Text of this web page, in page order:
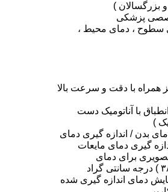
بزرگسالان )
پزشکی
سطوح ، دمای محیط ،
همراه با دقت و سرعت بالا
با آناتومیک دست
)
بدن / اندازه گیری دمای
گیری دمای مایعات
برای دمای
دمای اندازه گیری شده